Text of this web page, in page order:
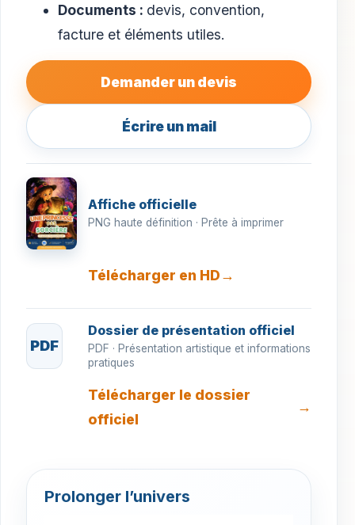
Documents : devis, convention,
facture et éléments utiles.
Demander un devis
Écrire un mail
Affiche officielle
PNG haute définition · Prête à imprimer
Télécharger en HD
PDF
Dossier de présentation officiel
PDF · Présentation artistique et informations
pratiques
Télécharger le dossier
officiel
Prolonger l’univers